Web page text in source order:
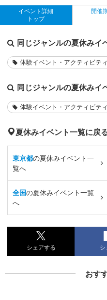
イベント詳細
トップ
開催
同じジャンルの夏休みイ
体験イベント・アクティビティ
同じジャンルの夏休みイ
体験イベント・アクティビティ
夏休みイベント一覧に戻
東京都の夏休みイベント一
覧へ
全国の夏休みイベント一覧
へ
シェアする
おす